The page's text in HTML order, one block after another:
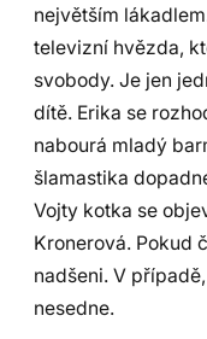
největším
televizní hvězda,
svobody. Je jen
dítě. Erika se
nabourá mladý
šlamastika
Vojty kotka se
Kronerová. Pokud
nadšeni. V
nesedne.